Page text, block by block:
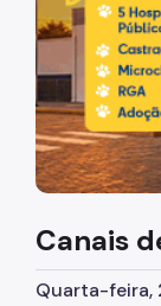
Fundo
Sobre Idosos
Legislação
Canais
Quarta-feira,